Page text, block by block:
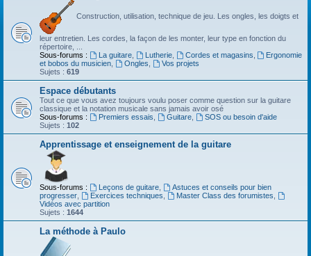
Construction, utilisation, technique de jeu. Les ongles, les doigts et
leur entretien. Les cordes, la façon de les monter, leur type en fonction du
répertoire, ...
Sous-forums :
La guitare, Lutherie, Cordes et magasins
Ergonomie
et bobos du musicien
Ongles
Vos projets
Sujets : 619
Espace débutants
Tout ce que vous avez toujours voulu poser comme question sur la guitare
classique et la notation musicale sans jamais avoir osé
Sous-forums :
Premiers essais Guitare,
SOS ou besoin d'aide
Sujets : 102
Apprentissage et enseignement de la guitare
Sous-forums : Leçons de guitare,
Astuces et conseils pour bien
progresser
Exercices techniques Master Class des forumistes
Vidéos avec partition
Sujets : 1644
La méthode à Paulo